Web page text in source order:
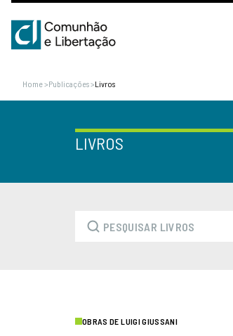
Home>Publicações>Livros
LIVROS
OBRAS DE LUIGI GIUSSANI